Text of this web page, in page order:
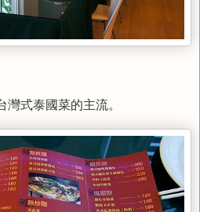
式泰國菜的主流。